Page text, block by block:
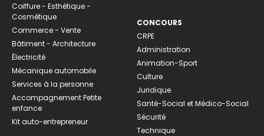
Coiffure - Esthétique -
Cosmétique
Commerce - Vente
Bâtiment - Architecture
Électricité
Mécanique automobile
Services à la personne
Accompagnement Petite
enfance
Kit auto-entrepreneur
CONCOURS
CRPE
Administration
Animation-Sport
Culture
Juridique
Santé-Social et Médico-Social
Sécurité
Technique